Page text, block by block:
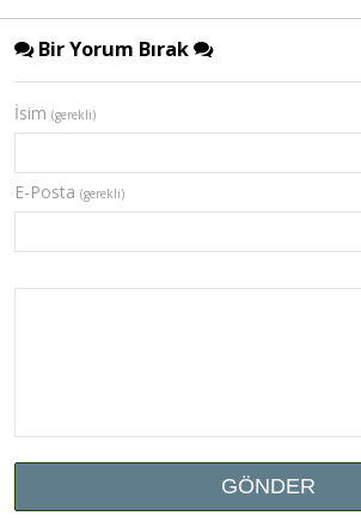
Bir Yorum Bırak
İsim (gerekli)
E-Posta (gerekli)